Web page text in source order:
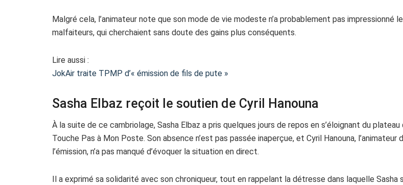
Malgré cela, l’animateur note que son mode de vie modeste n’a probablement pas impressionné
malfaiteurs, qui cherchaient sans doute des gains plus conséquents.
Lire aussi :
JokAir traite TPMP d’« émission de fils de pute »
Sasha Elbaz reçoit le soutien de Cyril Hanouna
À la suite de ce cambriolage, Sasha Elbaz a pris quelques jours de repos en s’éloignant du plateau
Touche Pas à Mon Poste. Son absence n’est pas passée inaperçue, et Cyril Hanouna, l’animateur
l’émission, n’a pas manqué d’évoquer la situation en direct.
Il a exprimé sa solidarité avec son chroniqueur, tout en rappelant la détresse dans laquelle Sasha